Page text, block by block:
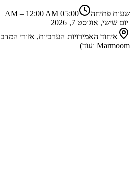
שעות פתיחה 05:00 AM
– 12:00 AM
|יום שישי, אוגוסט 7, 2026
Marmoom ועוד)